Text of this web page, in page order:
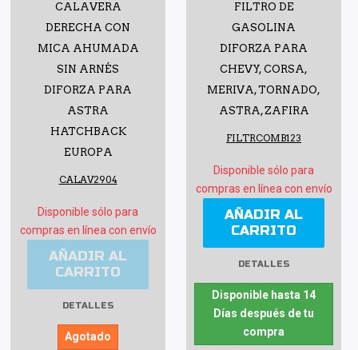
CALAVERA
DERECHA CON
MICA AHUMADA
SIN ARNÉS
DIFORZA PARA
ASTRA
HATCHBACK
EUROPA
CALAV2904
Disponible sólo para
compras en línea con envío
AÑADIR AL
CARRITO
DETALLES
Agotado
FILTRO DE
GASOLINA
DIFORZA PARA
CHEVY, CORSA,
MERIVA, TORNADO,
ASTRA, ZAFIRA
FILTRCOMB123
Disponible sólo para
compras en línea con envío
AÑADIR AL
CARRITO
DETALLES
Disponible hasta 14
Días después de tu
compra